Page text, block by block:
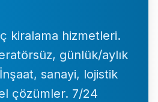
kiralama hizmetleri.
günlük/aylık
sanayi, lojistik
çözümler. 7/24